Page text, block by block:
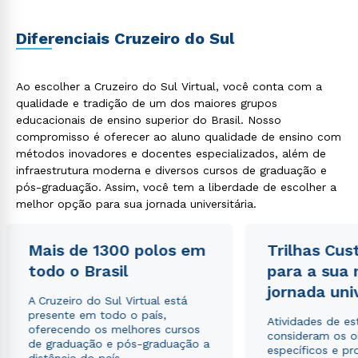
Diferenciais Cruzeiro do Sul
Ao escolher a Cruzeiro do Sul Virtual, você conta com a
qualidade e tradição de um dos maiores grupos
educacionais de ensino superior do Brasil. Nosso
compromisso é oferecer ao aluno qualidade de ensino com
métodos inovadores e docentes especializados, além de
infraestrutura moderna e diversos cursos de graduação e
pós-graduação. Assim, você tem a liberdade de escolher a
melhor opção para sua jornada universitária.
Mais de 1300 polos em
todo o Brasil
A Cruzeiro do Sul Virtual está
presente em todo o país,
oferecendo os melhores cursos
de graduação e pós-graduação a
Trilhas
para a sua
jornada
Atividades de
consideram os
específicos e
WhatsApp
ou
Estou de acordo com aPolítica de Privacidade.e
autorizo que meus dados sejam utilizados para o